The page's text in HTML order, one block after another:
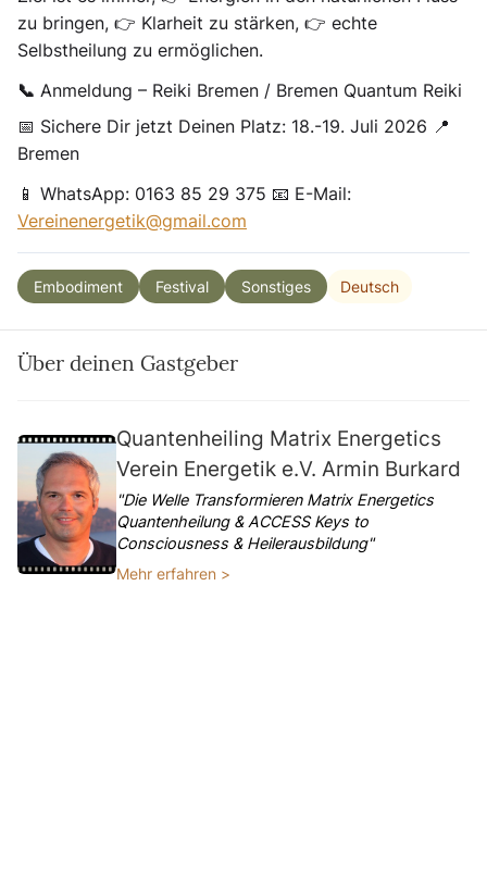
zu bringen, 👉 Klarheit zu stärken, 👉 echte
Selbstheilung zu ermöglichen.
📞 Anmeldung – Reiki Bremen / Bremen Quantum Reiki
📅 Sichere Dir jetzt Deinen Platz: 18.-19. Juli 2026 📍
Bremen
📱 WhatsApp: 0163 85 29 375 📧 E-Mail:
Vereinenergetik@gmail.com
Embodiment Festival Sonstiges Deutsch
Über deinen Gastgeber
Quantenheiling Matrix Energetics
Verein Energetik e.V. Armin Burkard
"Die Welle Transformieren Matrix Energetics
Quantenheilung & ACCESS Keys to
Consciousness & Heilerausbildung"
Mehr erfahren >